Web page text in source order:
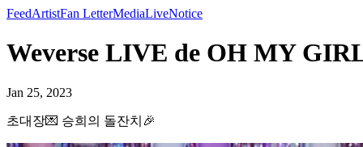
FeedArtistFan LetterMediaLiveNotice
Weverse LIVE de OH MY
Jan 25, 2023
초대장💌 승희의 돌잔치🎉